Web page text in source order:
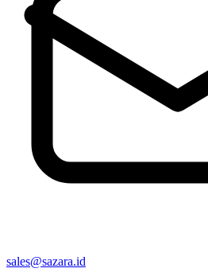
sales@sazara.id